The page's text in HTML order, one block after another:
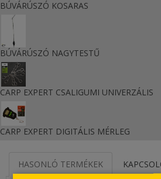
BÚVÁRÚSZÓ KOSARAS
BÚVÁRÚSZÓ NAGYTESTŰ
CARP EXPERT CSALIGUMI UNIVERZÁLIS
CARP EXPERT DIGITÁLIS MÉRLEG
HASONLÓ TERMÉKEK